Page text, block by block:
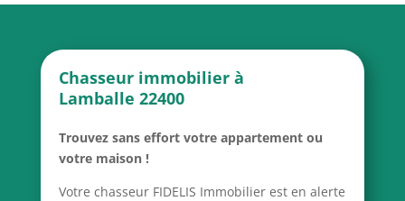
Chasseur immobilier à
Lamballe 22400
Trouvez sans effort votre appartement ou
votre maison !
Votre chasseur FIDELIS Immobilier est en alerte